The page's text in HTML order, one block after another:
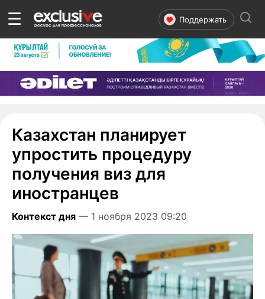
☰ Поддержать
Казахстан планирует
упростить процедуру
получения виз для
иностранцев
Контекст дня — 1 ноября 2023 09:20